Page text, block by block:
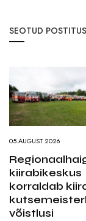
SEOTUD
05.AUGUST 2026
kiirabikeskus
korraldab
võistlusi